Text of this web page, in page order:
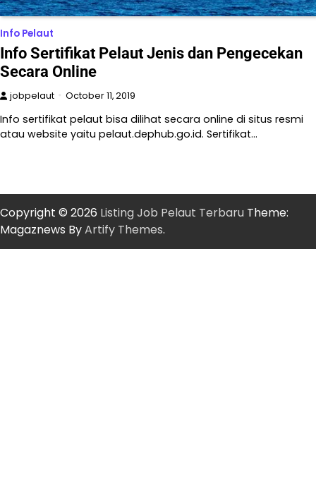
Info Pelaut
Info Sertifikat Pelaut Jenis dan Pengecekan
Secara Online
jobpelaut October 11, 2019
Info sertifikat pelaut bisa dilihat secara online di situs resmi
atau website yaitu pelaut.dephub.go.id. Sertifikat…
Copyright © 2026 Listing Job Pelaut Terbaru Theme:
Magaznews ByArtify Themes.